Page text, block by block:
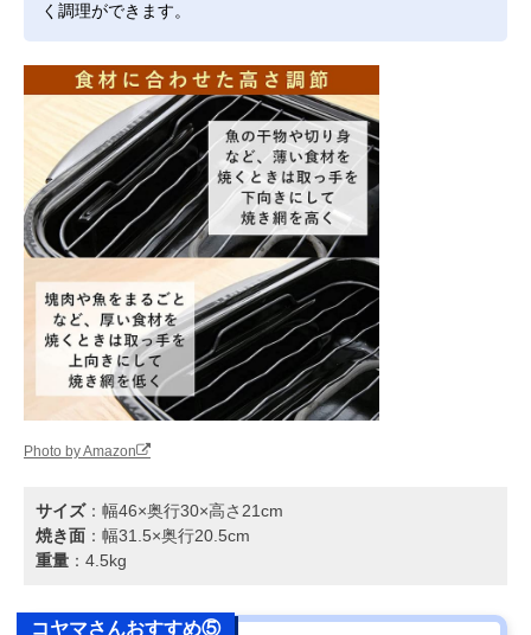
く調理ができます。
Photo by Amazon
サイズ：幅46×奥行30×高さ21cm
焼き面 ：幅31.5×奥行20.5cm
重量 ：4.5kg
コヤマさんおすすめ⑤